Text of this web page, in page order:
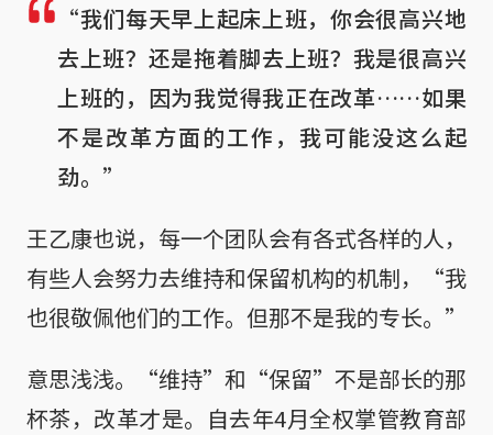
“我们每天早上起床上班，你会很高兴地
去上班？还是拖着脚去上班？我是很高兴
上班的，因为我觉得我正在改革……如果
不是改革方面的工作，我可能没这么起
劲。”
王乙康也说，每一个团队会有各式各样的人，
有些人会努力去维持和保留机构的机制，“我
也很敬佩他们的工作。但那不是我的专长。”
意思浅浅。“维持”和“保留”不是部长的那
杯茶，改革才是。自去年4月全权掌管教育部